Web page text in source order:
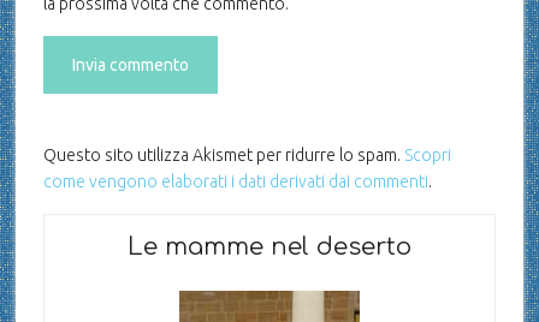
Questo sito utilizza Akismet per ridurre lo spam. Scopri
come vengono elaborati i dati derivati dai commenti.
Le mamme nel deserto